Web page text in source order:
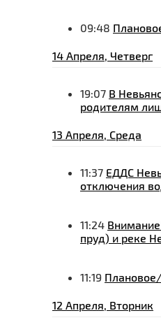
09:48
14 Апреля, Четверг
19:07 В
родителям
13 Апреля, Среда
11:37 ЕДДС
отключения
11:24
пруд) и реке
11:19
12 Апреля, Вторник